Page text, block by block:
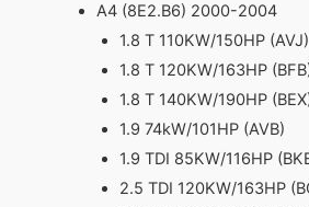
A4 (8E2.B6) 2000-2004
1.8 T 110KW/150HP (AVJ)
1.8 T 120KW/163HP
1.8 T 140KW/190HP
1.9 74kW/101HP (AVB)
1.9 TDI 85KW/116HP
2.5 TDI 120KW/163HP